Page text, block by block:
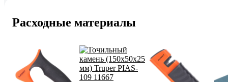
Расходные материалы